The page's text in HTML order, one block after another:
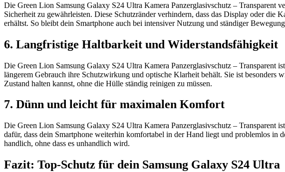
Die Green Lion Samsung Galaxy S24 Ultra Kamera Panzerglasivschutz – Transparent
Sicherheit zu gewährleisten. Diese Schutzränder verhindern, dass das Display oder die
erhältst. So bleibt dein Smartphone auch bei intensiver Nutzung und ständiger
6. Langfristige Haltbarkeit und Widerstandsfähigkeit
Die Green Lion Samsung Galaxy S24 Ultra Kamera Panzerglasivschutz – Transparent
längerem Gebrauch ihre Schutzwirkung und optische Klarheit behält. Sie ist besonders
Zustand halten kannst, ohne die Hülle ständig reinigen zu müssen.
7. Dünn und leicht für maximalen Komfort
Die Green Lion Samsung Galaxy S24 Ultra Kamera Panzerglasivschutz – Transparent
dafür, dass dein Smartphone weiterhin komfortabel in der Hand liegt und problemlos in
handlich, ohne dass es unhandlich wird.
Fazit: Top-Schutz für dein Samsung Galaxy S24 Ultra